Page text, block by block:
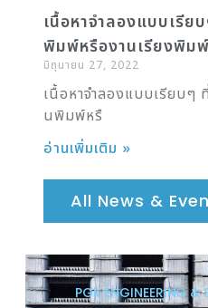
เนื้อหาจำลองแบบเรีย
พิมพ์หรืองานเรียงพิมพ์
มิถุนายน 27, 2022
เนื้อหาจำลองแบบเรียบๆ
นพิมพ์หรื
อ่านเพิ่มเติม »
All News &
PGK ENGINEERING &